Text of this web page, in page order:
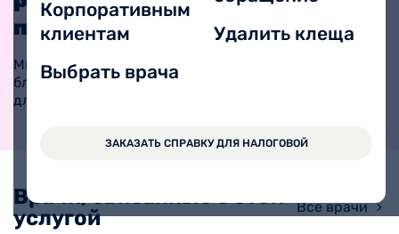
Корпоративным
клиентам
Выбрать врача
Удалить клеща
ЗАКАЗАТЬ СПРАВКУ ДЛЯ НАЛОГОВОЙ
педиатру
Мы подобрали вам
ближайшие свободные окна
для записи.
ЗАПИСАТЬ РЕБЕНКА
Врачи, связанные с этой
услугой
Все врачи